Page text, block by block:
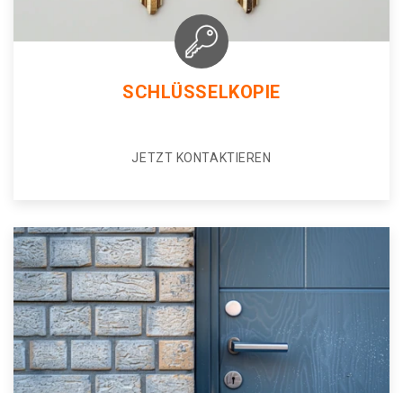
SCHLÜSSELKOPIE
JETZT KONTAKTIEREN